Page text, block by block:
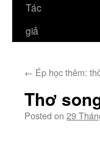
Tác
giả
← Ép học thêm:
Thơ
Posted on 29